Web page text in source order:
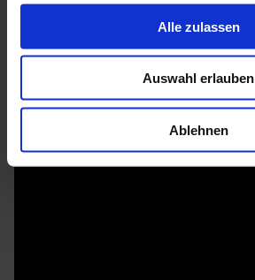
Alle zulassen
Auswahl erlauben
Ablehnen
Mehr zu HGM Gartenhäuser